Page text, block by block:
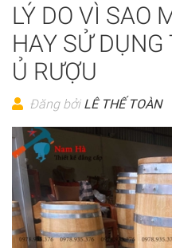
LÝ DO VÌ SAO
HAY SỬ DỤNG
Ủ RƯỢU
Đăng bởi LÊ THẾ TOÀN